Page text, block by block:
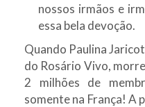
nossos irmãos e
essa bela devoção.
Quando Paulina
do Rosário Vivo,
2 milhões de
somente na França! A